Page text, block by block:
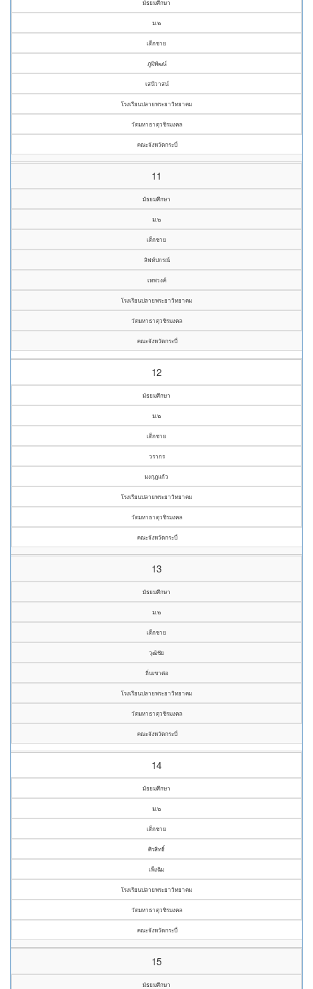
มัธยมศึกษา
ม.๒
เด็กชาย
ภูมิพัฒน์
เสนีวาสน์
โรงเรียนปลายพระยาวิทยาคม
วัดมหาธาตุวชิรมงคล
คณะจังหวัดกระบี่
11
มัธยมศึกษา
ม.๒
เด็กชาย
ลิฟท์ปกรณ์
เทพวงค์
โรงเรียนปลายพระยาวิทยาคม
วัดมหาธาตุวชิรมงคล
คณะจังหวัดกระบี่
12
มัธยมศึกษา
ม.๒
เด็กชาย
วรากร
มงกุฎแก้ว
โรงเรียนปลายพระยาวิทยาคม
วัดมหาธาตุวชิรมงคล
คณะจังหวัดกระบี่
13
มัธยมศึกษา
ม.๒
เด็กชาย
วุฒิชัย
ถิ่นเขาต่อ
โรงเรียนปลายพระยาวิทยาคม
วัดมหาธาตุวชิรมงคล
คณะจังหวัดกระบี่
14
มัธยมศึกษา
ม.๒
เด็กชาย
ศิรสิทธิ์
เพ็งฉิม
โรงเรียนปลายพระยาวิทยาคม
วัดมหาธาตุวชิรมงคล
คณะจังหวัดกระบี่
15
มัธยมศึกษา